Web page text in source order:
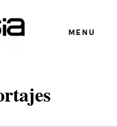
MENU